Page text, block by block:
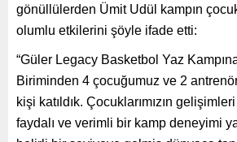
gönüllülerden Ümit Udül kampın
olumlu etkilerini şöyle ifade etti:
“Güler Legacy Basketbol Yaz
Biriminden 4 çocuğumuz ve 2
kişi katıldık. Çocuklarımızın
faydalı ve verimli bir kamp deneyimi